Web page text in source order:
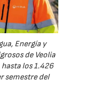
Energía y
de Veolia
los 1.426
semestre del